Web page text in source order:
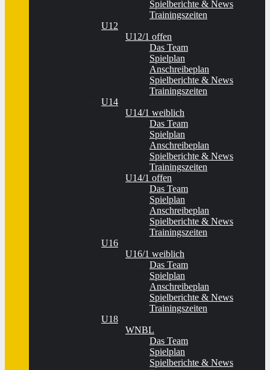
Spielberichte & News
Trainingszeiten
U12
U12/1 offen
Das Team
Spielplan
Anschreibeplan
Spielberichte & News
Trainingszeiten
U14
U14/1 weiblich
Das Team
Spielplan
Anschreibeplan
Spielberichte & News
Trainingszeiten
U14/1 offen
Das Team
Spielplan
Anschreibeplan
Spielberichte & News
Trainingszeiten
U16
U16/1 weiblich
Das Team
Spielplan
Anschreibeplan
Spielberichte & News
Trainingszeiten
U18
WNBL
Das Team
Spielplan
Spielberichte & News